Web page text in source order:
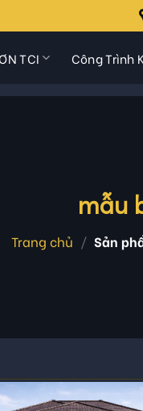
TCI Công Trình
mẫu
Trang chủ / Sản